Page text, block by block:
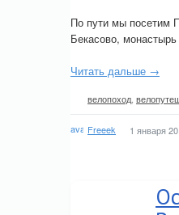
По пути мы посетим
Бекасово,
Читать дальше →
велопоход
Freeek 1 января